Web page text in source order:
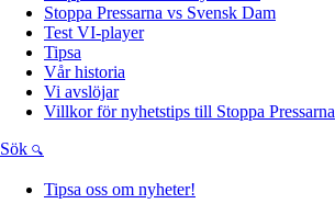
Stoppa Pressarna vs Svensk Dam
Test VI-player
Tipsa
Vår historia
Vi avslöjar
Villkor för nyhetstips till Stoppa Pressarna
Sök
Tipsa oss om nyheter!